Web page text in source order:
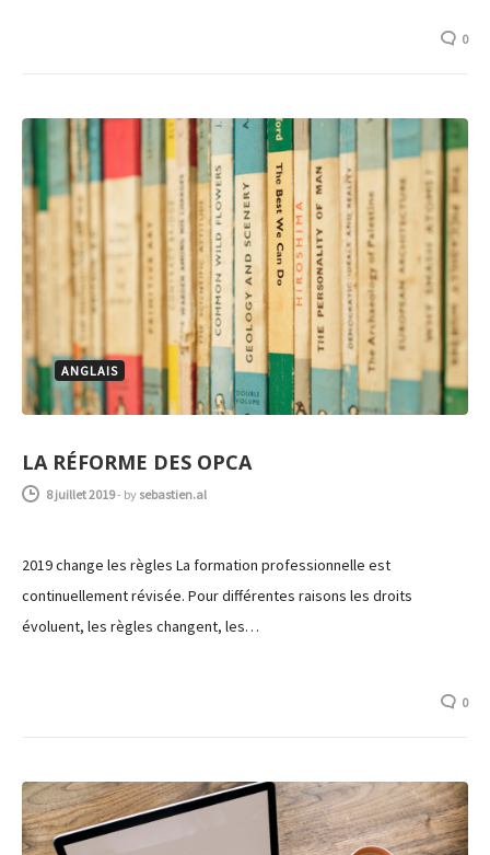
0
ANGLAIS
LA RÉFORME DES OPCA
8 juillet 2019- by sebastien.al
2019 change les règles La formation professionnelle est
continuellement révisée. Pour différentes raisons les droits
évoluent, les règles changent, les…
0